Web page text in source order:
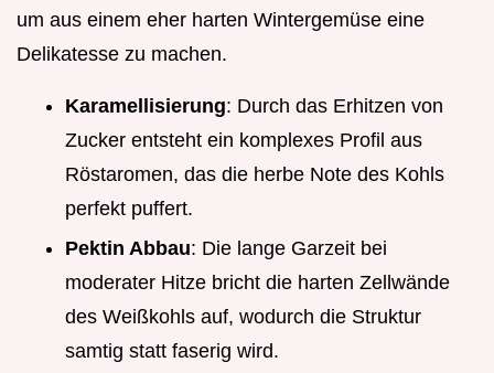
um aus einem eher harten Wintergemüse eine
Delikatesse zu machen.
Karamellisierung: Durch das Erhitzen von
Zucker entsteht ein komplexes Profil aus
Röstaromen, das die herbe Note des Kohls
perfekt puffert.
Pektin Abbau: Die lange Garzeit bei
moderater Hitze bricht die harten Zellwände
des Weißkohls auf, wodurch die Struktur
samtig statt faserig wird.